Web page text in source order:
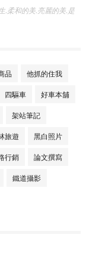
.柔和的美.亮麗的美.是
品 他抓的住我
四驅車 好車本舖
架站筆記
旅遊 黑白照片
行銷 論文撰寫
鐵道攝影